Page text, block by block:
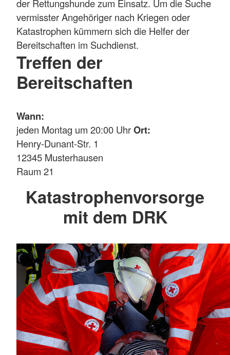
der Rettungshunde zum Einsatz. Um die Suche
vermisster Angehöriger nach Kriegen oder
Katastrophen kümmern sich die Helfer der
Bereitschaften im Suchdienst.
Treffen der
Bereitschaften
Wann:
jeden Montag um 20:00 UhrOrt:
Henry-Dunant-Str. 1
12345 Musterhausen
Raum 21
Katastrophenvorsorge
mit dem DRK